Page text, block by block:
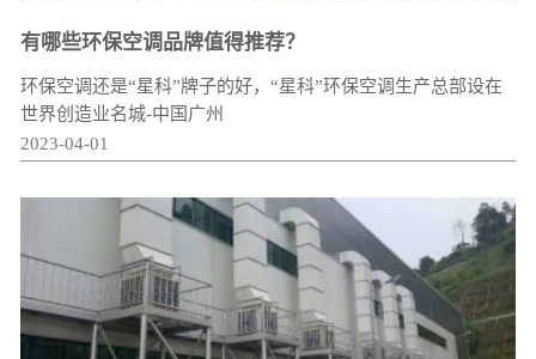
有哪些环保空调品牌值得推荐？
环保空调还是“星科”牌子的好，“星科”环保空调生产总部设在
世界创造业名城-中国广州
2023-04-01